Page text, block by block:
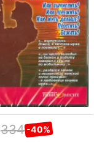
334 -40%